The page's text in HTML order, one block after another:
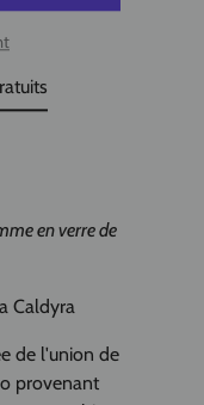
en verre de
Caldyra
de l'union de
provenant